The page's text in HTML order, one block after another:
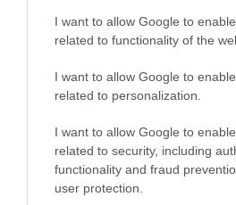
I want to allow Google to
related to functionality of the
I want to allow Google to
related to personalization.
I want to allow Google to
related to security, including
functionality and fraud
user protection.
Για388 παραγωγούς,
έγγραφες αντιρρήσεις
Μαΐου 2026,
υπολογισμό της
οφειλόμενα ποσά θα
επόμενη
εφόσον οι έγγραφες